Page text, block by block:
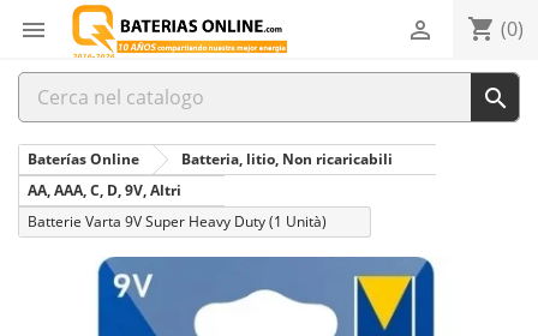
 shopping_cart (0)


Baterías Online
Batteria, litio, Non ricaricabili
AA, AAA, C, D, 9V, Altri
Batterie Varta 9V Super Heavy Duty (1 Unità)